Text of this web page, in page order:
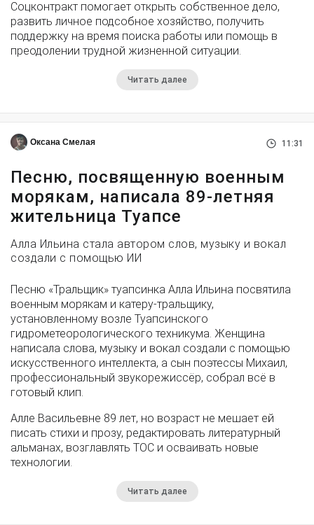
Соцконтракт помогает открыть собственное дело,
развить личное подсобное хозяйство, получить
поддержку на время поиска работы или помощь в
преодолении трудной жизненной ситуации.
Читать далее
Оксана Смелая 11:31
Песню, посвященную военным
морякам, написала 89-летняя
жительница Туапсе
Алла Ильина стала автором слов, музыку и вокал
создали с помощью ИИ
Песню «Тральщик» туапсинка Алла Ильина посвятила
военным морякам и катеру-тральщику,
установленному возле Туапсинского
гидрометеорологического техникума. Женщина
написала слова, музыку и вокал создали с помощью
искусственного интеллекта, а сын поэтессы Михаил,
профессиональный звукорежиссёр, собрал всё в
готовый клип.
Алле Васильевне 89 лет, но возраст не мешает ей
писать стихи и прозу, редактировать литературный
альманах, возглавлять ТОС и осваивать новые
технологии.
Читать далее